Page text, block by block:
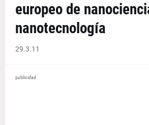
europeo de
nanotecnología
29.3.11
publicidad